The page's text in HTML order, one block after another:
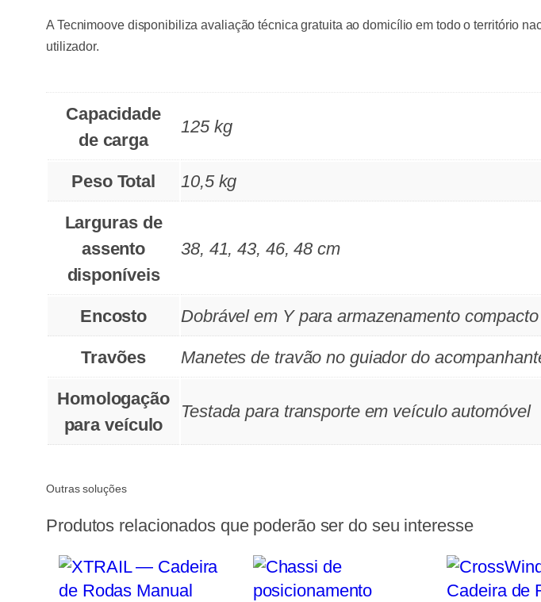
A Tecnimoove disponibiliza avaliação técnica gratuita ao domicílio em todo o território
utilizador.
Capacidade
de carga
125 kg
Peso Total 10,5 kg
Larguras de
assento
disponíveis
38, 41, 43, 46, 48 cm
Encosto Dobrável em Y para armazenamento compacto
Travões Manetes de travão no guiador do
Homologação
para veículo
Testada para transporte em veículo automóvel
Outras soluções
Produtos relacionados que poderão ser do seu interesse